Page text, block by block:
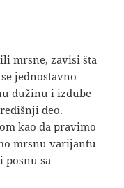
mrsne, zavisi šta
jednostavno
dužinu i izdube
deo.
kao da pravimo
mrsnu varijantu
posnu sa